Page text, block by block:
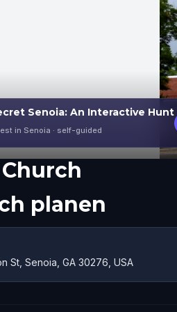
Senoia: An Interactive Hunt
in Senoia · self-guided
Church
planen
St, Senoia, GA 30276, USA